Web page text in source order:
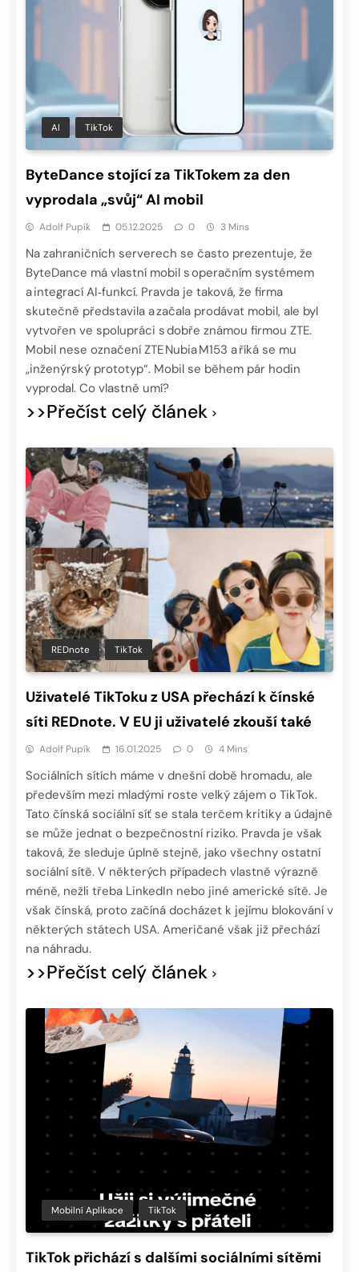
AI TikTok
ByteDance stojící za TikTokem za den
vyprodala „svůj“ AI mobil
Adolf Pupík 05.12.2025 0 3 Mins
Na zahraničních serverech se často prezentuje, že
ByteDance má vlastní mobil s operačním systémem
a integrací AI‑funkcí. Pravda je taková, že firma
skutečně představila a začala prodávat mobil, ale byl
vytvořen ve spolupráci s dobře známou firmou ZTE.
Mobil nese označení ZTE Nubia M153 a říká se mu
„inženýrský prototyp“. Mobil se během pár hodin
vyprodal. Co vlastně umí?
>>Přečíst celý článek
REDnote TikTok
Uživatelé TikToku z USA přechází k čínské
síti REDnote. V EU ji uživatelé zkouší také
Adolf Pupík 16.01.2025 0 4 Mins
Sociálních sítích máme v dnešní době hromadu, ale
především mezi mladými roste velký zájem o TikTok.
Tato čínská sociální síť se stala terčem kritiky a údajně
se může jednat o bezpečnostní riziko. Pravda je však
taková, že sleduje úplně stejně, jako všechny ostatní
sociální sítě. V některých případech vlastně výrazně
méně, nežli třeba LinkedIn nebo jiné americké sítě. Je
však čínská, proto začíná docházet k jejímu blokování v
některých státech USA. Američané však již přechází
na náhradu.
>>Přečíst celý článek
Mobilní Aplikace TikTok
TikTok přichází s dalšími sociálními sítěmi